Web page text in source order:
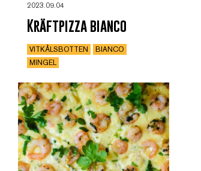
2023.09.04
Kräftpizza bianco
VITKÅLSBOTTEN
BIANCO
MINGEL